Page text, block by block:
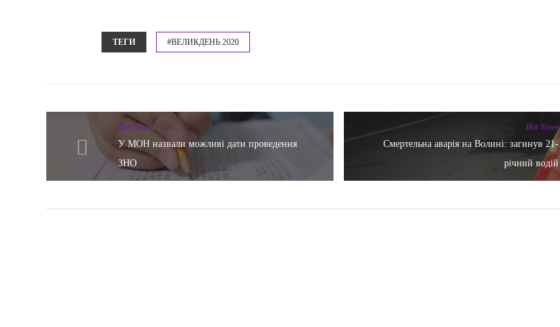
ТЕГИ #ВЕЛИКДЕНЬ 2020
Hot News
У МОН назвали можливі дати проведення
ЗНО
Hot News
Смертельна аварія на Волині: загинув 21-
річний водій